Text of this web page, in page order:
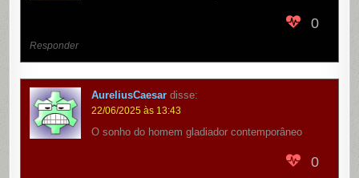
0
Responder
AureliusCaesar disse:
22/06/2025 às 13:43
O sonho do homem gladiador contemporâneo
0